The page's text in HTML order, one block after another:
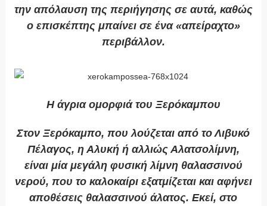
την απόλαυση της περιήγησης σε αυτά, καθώς
ο επισκέπτης μπαίνει σε ένα «απείραχτο»
περιβάλλον.
Η άγρια ομορφιά του Ξερόκαμπου
Στον Ξερόκαμπο, που λούζεται από το Λιβυκό
Πέλαγος, η Αλυκή ή αλλιώς Αλατσολίμνη,
είναι μία μεγάλη φυσική λίμνη θαλασσινού
νερού, που το καλοκαίρι εξατμίζεται και αφήνει
αποθέσεις θαλασσινού άλατος. Εκεί, στο